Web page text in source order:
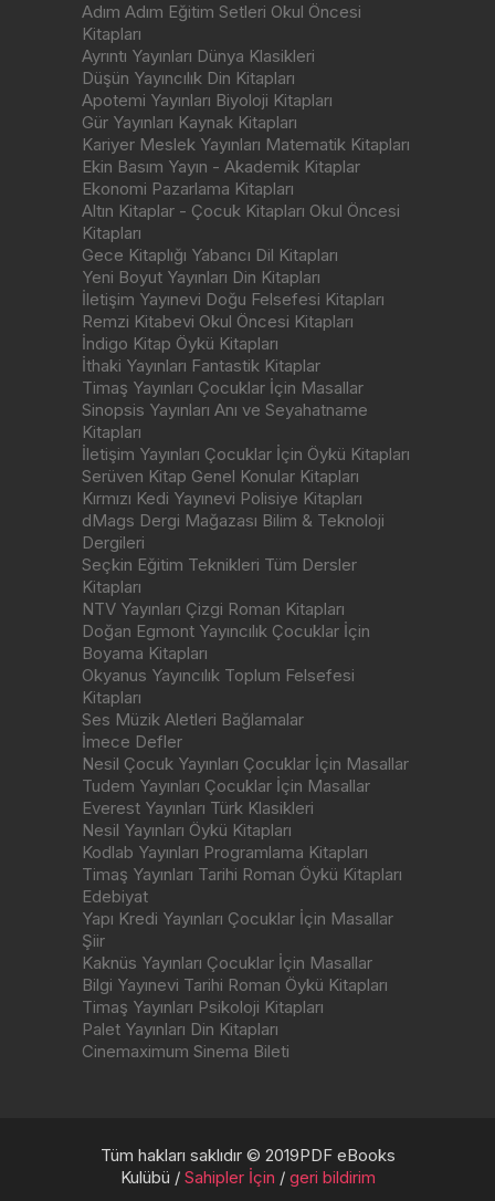
Adım Adım Eğitim Setleri Okul Öncesi
Kitapları
Ayrıntı Yayınları Dünya Klasikleri
Düşün Yayıncılık Din Kitapları
Apotemi Yayınları Biyoloji Kitapları
Gür Yayınları Kaynak Kitapları
Kariyer Meslek Yayınları Matematik Kitapları
Ekin Basım Yayın - Akademik Kitaplar
Ekonomi Pazarlama Kitapları
Altın Kitaplar - Çocuk Kitapları Okul Öncesi
Kitapları
Gece Kitaplığı Yabancı Dil Kitapları
Yeni Boyut Yayınları Din Kitapları
İletişim Yayınevi Doğu Felsefesi Kitapları
Remzi Kitabevi Okul Öncesi Kitapları
İndigo Kitap Öykü Kitapları
İthaki Yayınları Fantastik Kitaplar
Timaş Yayınları Çocuklar İçin Masallar
Sinopsis Yayınları Anı ve Seyahatname
Kitapları
İletişim Yayınları Çocuklar İçin Öykü Kitapları
Serüven Kitap Genel Konular Kitapları
Kırmızı Kedi Yayınevi Polisiye Kitapları
dMags Dergi Mağazası Bilim & Teknoloji
Dergileri
Seçkin Eğitim Teknikleri Tüm Dersler
Kitapları
NTV Yayınları Çizgi Roman Kitapları
Doğan Egmont Yayıncılık Çocuklar İçin
Boyama Kitapları
Okyanus Yayıncılık Toplum Felsefesi
Kitapları
Ses Müzik Aletleri Bağlamalar
İmece Defler
Nesil Çocuk Yayınları Çocuklar İçin Masallar
Tudem Yayınları Çocuklar İçin Masallar
Everest Yayınları Türk Klasikleri
Nesil Yayınları Öykü Kitapları
Kodlab Yayınları Programlama Kitapları
Timaş Yayınları Tarihi Roman Öykü Kitapları
Edebiyat
Yapı Kredi Yayınları Çocuklar İçin Masallar
Şiir
Kaknüs Yayınları Çocuklar İçin Masallar
Bilgi Yayınevi Tarihi Roman Öykü Kitapları
Timaş Yayınları Psikoloji Kitapları
Palet Yayınları Din Kitapları
Cinemaximum Sinema Bileti
Tüm hakları saklıdır © 2019PDF eBooks
Kulübü / Sahipler İçin / geri bildirim